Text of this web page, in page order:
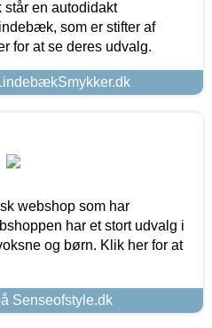
en autodidakt
som er stifter af
for at se deres udvalg.
webshop som har
har et stort udvalg i
og børn. Klik her for at
Senseofstyle.dk